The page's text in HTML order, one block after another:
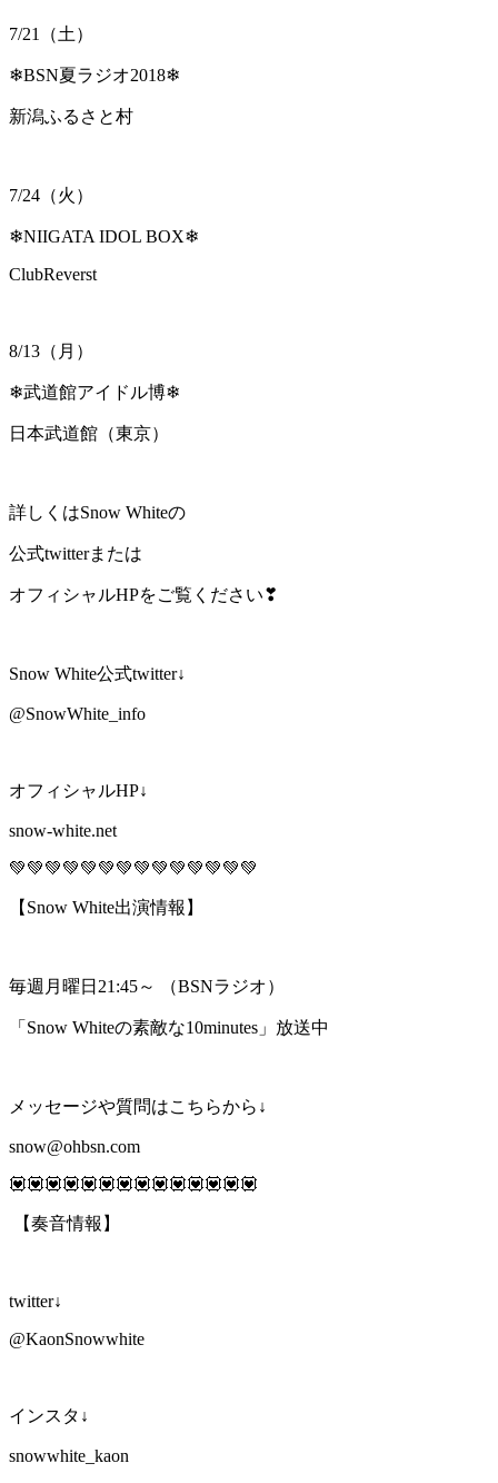
7/21（土）
❄BSN夏ラジオ2018❄
新潟ふるさと村
7/24（火）
❄NIIGATA IDOL BOX❄
ClubReverst
8/13（月）
❄武道館アイドル博❄
日本武道館（東京）
詳しくはSnow Whiteの
公式twitterまたは
オフィシャルHPをご覧ください❣
Snow White公式twitter↓
@SnowWhite_info
オフィシャルHP↓
snow-white.net
💚💚💚💚💚💚💚💚💚💚💚💚💚💚
【Snow White出演情報】
毎週月曜日21:45～ （BSNラジオ）
「Snow Whiteの素敵な10minutes」放送中
メッセージや質問はこちらから↓
snow@ohbsn.com
💟💟💟💟💟💟💟💟💟💟💟💟💟💟
【奏音情報】
twitter↓
@KaonSnowwhite
インスタ↓
snowwhite_kaon